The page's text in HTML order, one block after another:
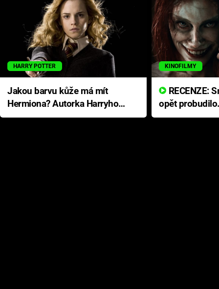
HARRY POTTER
Jakou barvu kůže má mít
Hermiona? Autorka Harryho
Pottera přišla s ráznou
KINOFILMY
opět
přichází s